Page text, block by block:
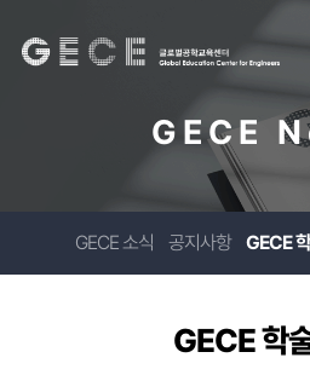
GECE
GECE 소식 공지사항 GECE
GECE 학